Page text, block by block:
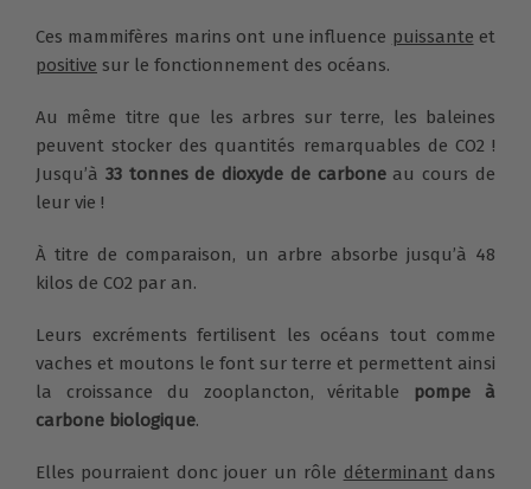
Ces mammifères marins ont une influence puissante et
positive sur le fonctionnement des océans.
Au même titre que les arbres sur terre, les baleines
peuvent stocker des quantités remarquables de CO2 !
Jusqu’à 33 tonnes de dioxyde de carboneau cours de
leur vie !
À titre de comparaison, un arbre absorbe jusqu’à 48
kilos de CO2 par an.
Leurs excréments fertilisent les océans tout comme
vaches et moutons le font sur terre et permettent ainsi
la croissance du zooplancton, véritable pompe à
carbone biologique.
Elles pourraient donc jouer un rôle déterminantdans